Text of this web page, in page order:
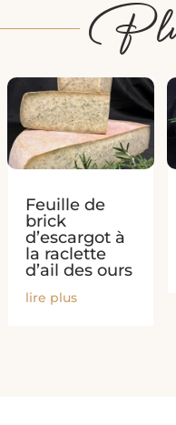
Plus
Feuille de
brick
d’escargot à
la raclette
d’ail des ours
lire plus